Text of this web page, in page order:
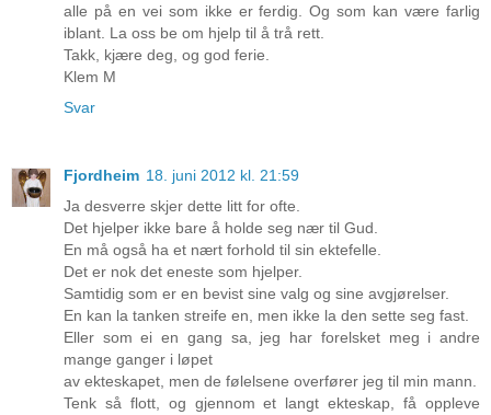
alle på en vei som ikke er ferdig. Og som kan være farlig
iblant. La oss be om hjelp til å trå rett.
Takk, kjære deg, og god ferie.
Klem M
Svar
Fjordheim 18. juni 2012 kl. 21:59
Ja desverre skjer dette litt for ofte.
Det hjelper ikke bare å holde seg nær til Gud.
En må også ha et nært forhold til sin ektefelle.
Det er nok det eneste som hjelper.
Samtidig som er en bevist sine valg og sine avgjørelser.
En kan la tanken streife en, men ikke la den sette seg fast.
Eller som ei en gang sa, jeg har forelsket meg i andre
mange ganger i løpet
av ekteskapet, men de følelsene overfører jeg til min mann.
Tenk så flott, og gjennom et langt ekteskap, få oppleve